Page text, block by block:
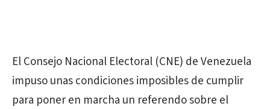
El Consejo Nacional Electoral (CNE) de Venezuela
impuso unas condiciones imposibles de cumplir
para poner en marcha un referendo sobre el